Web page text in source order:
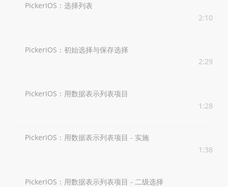
PickerIOS：选择列表
2:10
PickerIOS：初始选择与保存选择
2:29
PickerIOS：用数据表示列表项目
1:28
PickerIOS：用数据表示列表项目 - 实施
1:38
PickerIOS：用数据表示列表项目 - 二级选择